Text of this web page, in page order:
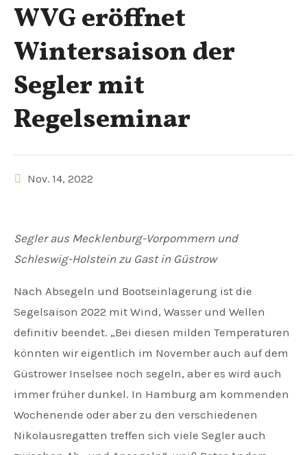
WVG eröffnet
Wintersaison der
Segler mit
Regelseminar
Nov. 14, 2022
Segler aus Mecklenburg-Vorpommern und
Schleswig-Holstein zu Gast in Güstrow
Nach Absegeln und Bootseinlagerung ist die
Segelsaison 2022 mit Wind, Wasser und Wellen
definitiv beendet. „Bei diesen milden Temperaturen
könnten wir eigentlich im November auch auf dem
Güstrower Inselsee noch segeln, aber es wird auch
immer früher dunkel. In Hamburg am kommenden
Wochenende oder aber zu den verschiedenen
Nikolausregatten treffen sich viele Segler auch